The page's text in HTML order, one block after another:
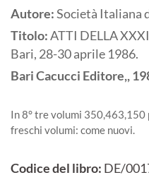
Autore:Società Italiana
Titolo:ATTI DELLA
Bari, 28-30 aprile 1986.
BariCacucci Editore,,
In 8° tre volumi
freschi volumi: come nuovi.
Codice del libro: DE/